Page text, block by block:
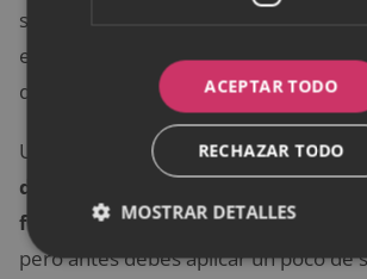
sus capas, pero se hace dejando
en la parte inferior y el flequillo recto
de las cejas.
Un corte común con este estilo de
dejarse las puntas gruesas y un
frondoso.Para lograrlo tienes que
pero antes debes aplicar un poco de
ACEPTAR TODO
RECHAZAR TODO
MOSTRAR DETALLES